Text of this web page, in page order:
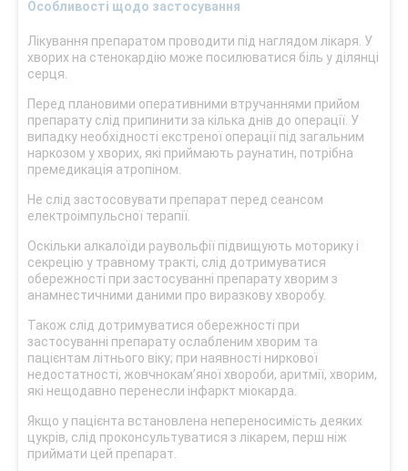
Особливості щодо застосування
Лікування препаратом проводити під наглядом лікаря. У
хворих на стенокардію може посилюватися біль у ділянці
серця.
Перед плановими оперативними втручаннями прийом
препарату слід припинити за кілька днів до операції. У
випадку необхідності екстреної операції під загальним
наркозом у хворих, які приймають раунатин, потрібна
премедикація атропіном.
Не слід застосовувати препарат перед сеансом
електроімпульсної терапії.
Оскільки алкалоїди раувольфії підвищують моторику і
секрецію у травному тракті, слід дотримуватися
обережності при застосуванні препарату хворим з
анамнестичними даними про виразкову хворобу.
Також слід дотримуватися обережності при
застосуванні препарату ослабленим хворим та
пацієнтам літнього віку; при наявності ниркової
недостатності, жовчнокам’яної хвороби, аритмії, хворим,
які нещодавно перенесли інфаркт міокарда.
Якщо у пацієнта встановлена непереносимість деяких
цукрів, слід проконсультуватися з лікарем, перш ніж
приймати цей препарат.